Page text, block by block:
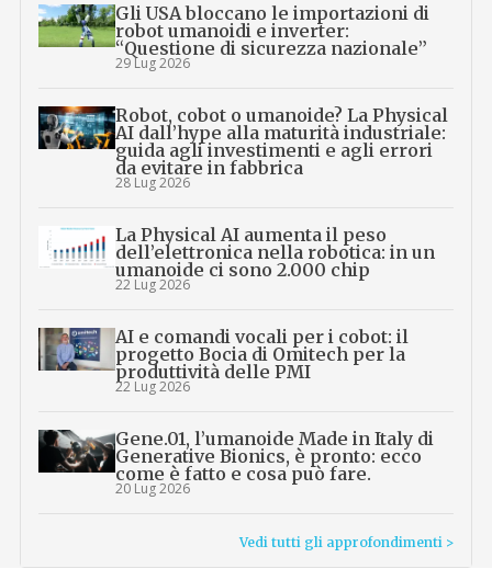
Gli USA bloccano le importazioni di
robot umanoidi e inverter:
“Questione di sicurezza nazionale”
29 Lug 2026
Robot, cobot o umanoide? La Physical
AI dall’hype alla maturità industriale:
guida agli investimenti e agli errori
da evitare in fabbrica
28 Lug 2026
La Physical AI aumenta il peso
dell’elettronica nella robotica: in un
umanoide ci sono 2.000 chip
22 Lug 2026
AI e comandi vocali per i cobot: il
progetto Bocia di Omitech per la
produttività delle PMI
22 Lug 2026
Gene.01, l’umanoide Made in Italy di
Generative Bionics, è pronto: ecco
come è fatto e cosa può fare.
20 Lug 2026
Vedi tutti gli approfondimenti >